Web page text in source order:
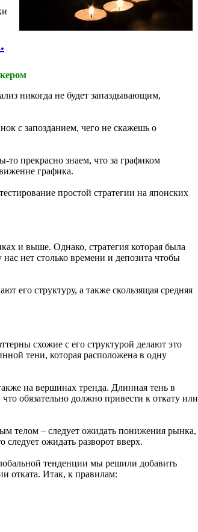
никогда не будет запаздывающим,
с запозданием, чего не скажешь о
то прекрасно знаем, что за графиком
графика.
простой стратегии на японских
и выше. Однако, стратегия которая была
нет столько времени и депозита чтобы
его структуру, а также скользящая средняя
схожие с его структурой делают это
тени, которая расположена в одну
на вершинах тренда. Длинная тень в
обязательно должно привести к откату или
телом – следует ожидать понижения рынка,
ожидать разворот вверх.
тенденции мы решили добавить
отката. Итак, к правилам: